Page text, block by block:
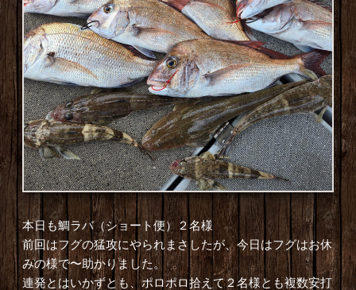
本日も鯛ラバ（ショート便）２名様
前回はフグの猛攻にやられまさしたが、今日はフグはお休
みの様で〜助かりました。
連発とはいかずとも、ポロポロ拾えて２名様とも複数安打